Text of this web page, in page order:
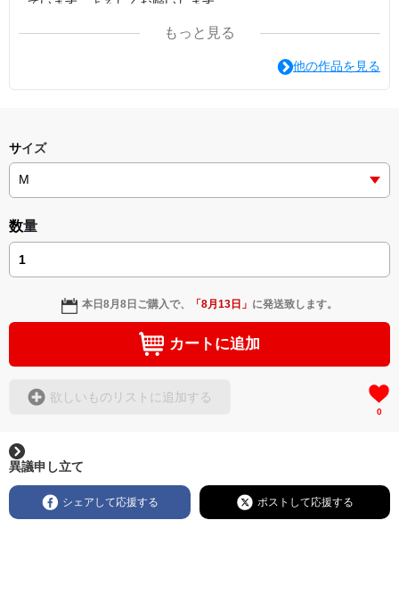
ています。よろしくお願いします。
もっと見る
他の作品を見る
サイズ
数量
本日8月8日 ご購入で、 「8月13日 」 に発送致します。
カートに追加
欲しいものリストに追加する
0
異議申し立て
シェアして応援する ポストして応援する